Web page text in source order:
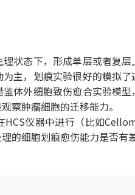
状态下，形成单层或者复
主，划痕实验很好的模拟
体外细胞致伤愈合实验模
察肿瘤细胞的迁移能力。
仪器中进行（比如
的细胞划痕愈伤能力是否有